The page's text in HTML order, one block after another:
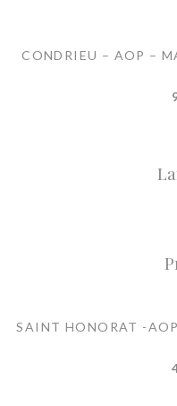
CONDRIEU – AOP –
SAINT HONORAT -